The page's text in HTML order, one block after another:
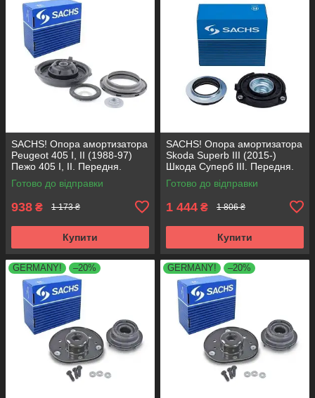
SACHS! Опора амортизатора
Peugeot 405 I, II (1988-97)
Пежо 405 I, II. Передня.
SM1553 , 803023 , KB659.36 ,
VKDA35336
Готово до відправки
938 ₴ 1 173 ₴
Купити
SACHS! Опора амортизатора
Skoda Superb III (2015-)
Шкода Суперб III. Передня.
803024 , KB657.27 ,
VKDA35167
Готово до відправки
1 444 ₴ 1 806 ₴
Купити
GERMANY! –20% GERMANY! –20%